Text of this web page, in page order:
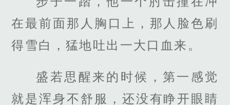
在最前面那人胸口上，那人脸色刷
得雪白，猛地吐出一大口血来。
盛若思醒来的时候，第一感觉
就是浑身不舒服，还没有睁开眼睛